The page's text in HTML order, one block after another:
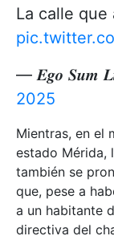
La calle que
— 𝑬𝒈𝒐 𝑺𝒖𝒎
2025
Mientras, en el
estado Mérida,
también se
que, pese a
a un habitante
directiva del